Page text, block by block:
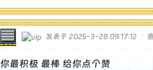
发表于 2025-3-28 09:17:12
你最积极 最棒 给你点个赞